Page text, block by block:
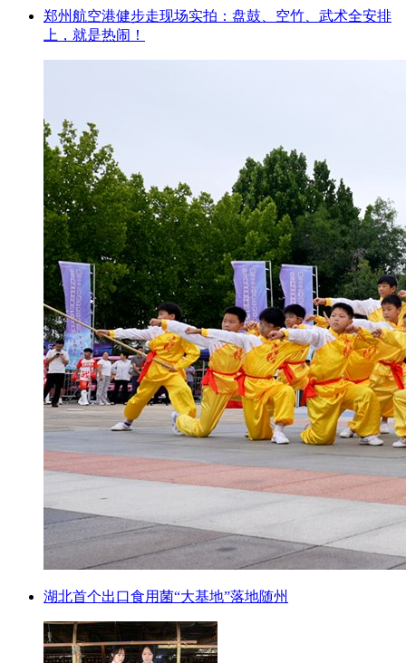
郑州航空港健步走现场实拍：盘鼓、空竹、武术全安排
上，就是热闹！
湖北首个出口食用菌“大基地”落地随州